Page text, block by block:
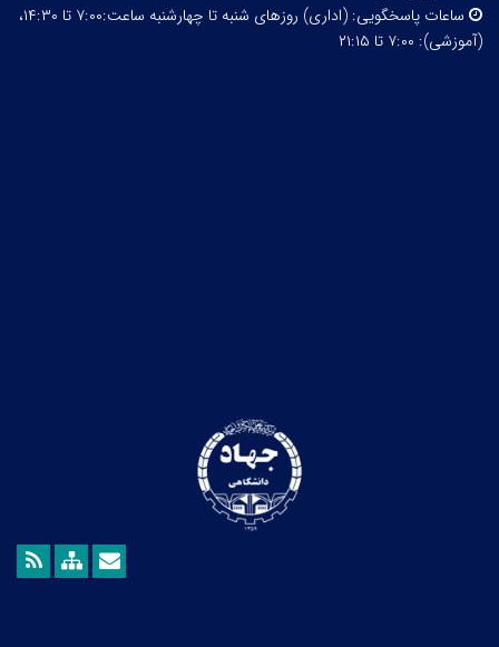
ساعات پاسخگویی:
(اداری) روزهای شنبه تا چهارشنبه ساعت:۷:۰۰ تا ۱۴:۳۰،
(آموزشی): ۷:۰۰ تا ۲۱:۱۵